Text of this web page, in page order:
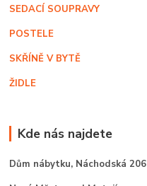
SEDACÍ SOUPRAVY
POSTELE
SKŘÍNĚ V BYTĚ
ŽIDLE
Kde nás najdete
Dům nábytku, Náchodská 206